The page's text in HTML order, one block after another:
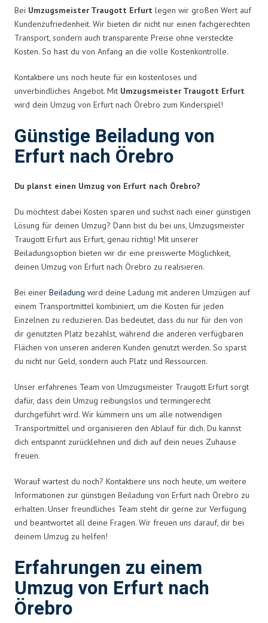
Bei Umzugsmeister Traugott Erfurt legen wir großen Wert auf
Kundenzufriedenheit. Wir bieten dir nicht nur einen fachgerechten
Transport, sondern auch transparente Preise ohne versteckte
Kosten. So hast du von Anfang an die volle Kostenkontrolle.
Kontaktiere uns noch heute für ein kostenloses und
unverbindliches Angebot. Mit Umzugsmeister Traugott Erfurt
wird dein Umzug von Erfurt nach Örebro zum Kinderspiel!
Günstige Beiladung von
Erfurt nach Örebro
Du planst einen Umzug von Erfurt nach Örebro?
Du möchtest dabei Kosten sparen und suchst nach einer günstigen
Lösung für deinen Umzug? Dann bist du bei uns, Umzugsmeister
Traugott Erfurt aus Erfurt, genau richtig! Mit unserer
Beiladungsoption bieten wir dir eine preiswerte Möglichkeit,
deinen Umzug von Erfurt nach Örebro zu realisieren.
Bei einer Beiladung wird deine Ladung mit anderen Umzügen auf
einem Transportmittel kombiniert, um die Kosten für jeden
Einzelnen zu reduzieren. Das bedeutet, dass du nur für den von
dir genutzten Platz bezahlst, während die anderen verfügbaren
Flächen von unseren anderen Kunden genutzt werden. So sparst
du nicht nur Geld, sondern auch Platz und Ressourcen.
Unser erfahrenes Team von Umzugsmeister Traugott Erfurt sorgt
dafür, dass dein Umzug reibungslos und termingerecht
durchgeführt wird. Wir kümmern uns um alle notwendigen
Transportmittel und organisieren den Ablauf für dich. Du kannst
dich entspannt zurücklehnen und dich auf dein neues Zuhause
freuen.
Worauf wartest du noch? Kontaktiere uns noch heute, um weitere
Informationen zur günstigen Beiladung von Erfurt nach Örebro zu
erhalten. Unser freundliches Team steht dir gerne zur Verfügung
und beantwortet all deine Fragen. Wir freuen uns darauf, dir bei
deinem Umzug zu helfen!
Erfahrungen zu einem
Umzug von Erfurt nach
Örebro